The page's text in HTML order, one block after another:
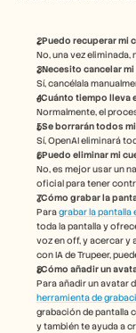
¿Puedo recuperar mi
No, una vez eliminada,
¿Necesito cancelar
Sí, cancélala
¿Cuánto tiempo lleva
Normalmente, el
¿Se borrarán todos
Sí, OpenAI eliminará
¿Puedo eliminar mi
No, es mejor usar un
oficial para tener
¿Cómo grabar la
Para grabar la pantalla
toda la pantalla y
voz en off, y acercar y
con IA de Trupeer,
¿Cómo añadir un
herramienta de
grabación de pantalla
y también te ayuda a